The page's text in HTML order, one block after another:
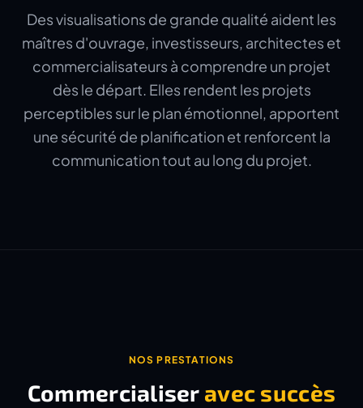
Des visualisations de grande qualité aident les
maîtres d'ouvrage, investisseurs, architectes et
commercialisateurs à comprendre un projet
dès le départ. Elles rendent les projets
perceptibles sur le plan émotionnel, apportent
une sécurité de planification et renforcent la
communication tout au long du projet.
NOS PRESTATIONS
Commercialiser avec succès